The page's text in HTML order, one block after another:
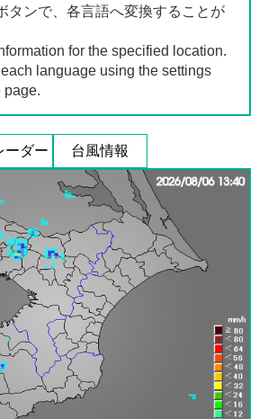
タンで、各言語へ変換することが
for the specified location.
language using the settings
page.
ーダー 台風情報